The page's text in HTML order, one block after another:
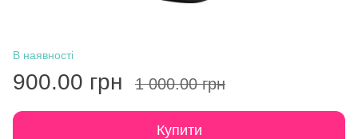
В наявності
900.00 грн 1 000.00 грн
Купити